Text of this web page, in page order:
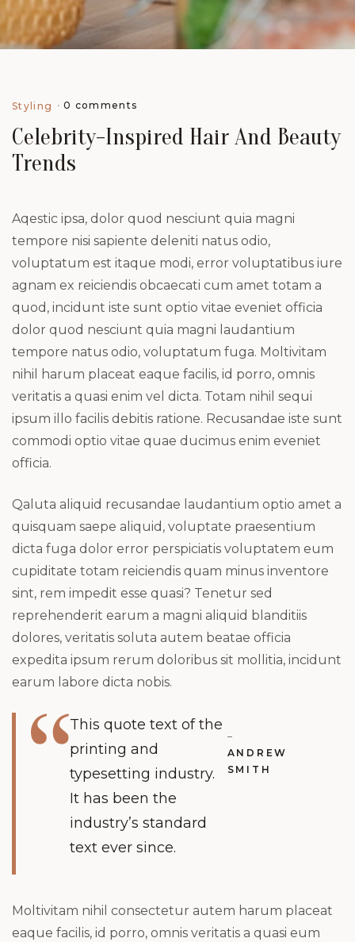
Styling 0 comments
Celebrity-Inspired Hair And Beauty
Trends
Aqestic ipsa, dolor quod nesciunt quia magni
tempore nisi sapiente deleniti natus odio,
voluptatum est itaque modi, error voluptatibus iure
agnam ex reiciendis obcaecati cum amet totam a
quod, incidunt iste sunt optio vitae eveniet officia
dolor quod nesciunt quia magni laudantium
tempore natus odio, voluptatum fuga. Moltivitam
nihil harum placeat eaque facilis, id porro, omnis
veritatis a quasi enim vel dicta. Totam nihil sequi
ipsum illo facilis debitis ratione. Recusandae iste sunt
commodi optio vitae quae ducimus enim eveniet
officia.
Qaluta aliquid recusandae laudantium optio amet a
quisquam saepe aliquid, voluptate praesentium
dicta fuga dolor error perspiciatis voluptatem eum
cupiditate totam reiciendis quam minus inventore
sint, rem impedit esse quasi? Tenetur sed
reprehenderit earum a magni aliquid blanditiis
dolores, veritatis soluta autem beatae officia
expedita ipsum rerum doloribus sit mollitia, incidunt
earum labore dicta nobis.
This quote text of the
printing and
typesetting industry.
It has been the
industry’s standard
text ever since.
–
ANDREW
SMITH
Moltivitam nihil consectetur autem harum placeat
eaque facilis, id porro, omnis veritatis a quasi eum